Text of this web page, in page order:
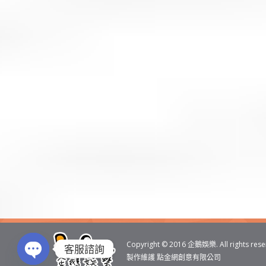
Copyright © 2016企鵝娛樂. All rights
製作維護點金網創意有限公司
客服諮詢